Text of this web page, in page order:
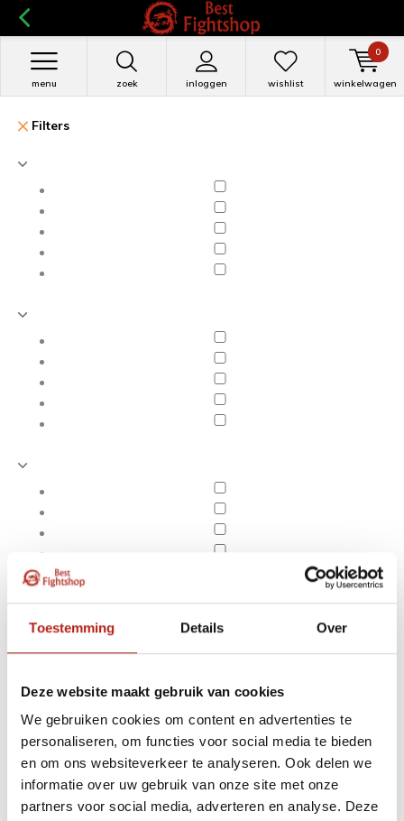
Toestemming Details Over
Deze website maakt gebruik van cookies
We gebruiken cookies om content en advertenties te
personaliseren, om functies voor social media te bieden
en om ons websiteverkeer te analyseren. Ook delen we
informatie over uw gebruik van onze site met onze
partners voor social media, adverteren en analyse. Deze
zoek inloggen
menu wishlist winkelwagen
0
Filters
Apply filters Shock Doctor
Producten